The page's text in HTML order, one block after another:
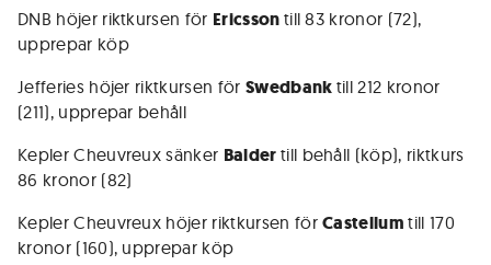
DNB höjer riktkursen för Ericsson till 83 kronor (72),
upprepar köp
Jefferies höjer riktkursen för Swedbank till 212 kronor
(211), upprepar behåll
Kepler Cheuvreux sänker Balder till behåll (köp), riktkurs
86 kronor (82)
Kepler Cheuvreux höjer riktkursen förCastellumtill 170
kronor (160), upprepar köp